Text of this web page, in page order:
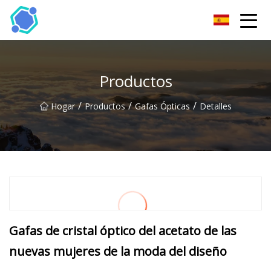
Productos
Hogar / Productos / Gafas Ópticas / Detalles
Gafas de cristal óptico del acetato de las
nuevas mujeres de la moda del diseño